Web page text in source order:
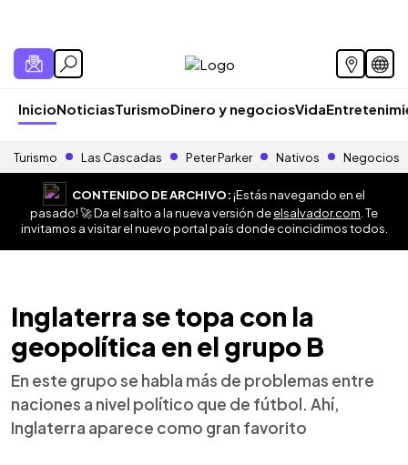
InicioNoticiasTurismoDinero y negociosVida
Turismo Las Cascadas Peter Parker Nativos Negocios
CONTENIDO DE ARCHIVO:¡Estás navegando en el
pasado! 🚀 Da el salto a la nueva versión deelsalvador.com . Te
invitamos a visitar el nuevo portal país donde coincidimos todos.
Inglaterra se topa con la
geopolítica en el grupo B
En este grupo se habla más de problemas entre
naciones a nivel político que de fútbol. Ahí,
Inglaterra aparece como gran favorito